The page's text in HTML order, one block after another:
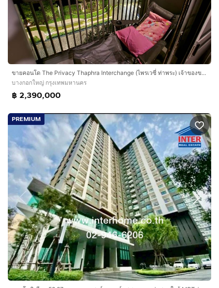
ขายคอนโด The Privacy Thaphra Interchange (ไพรเวซี่ ท่าพระ) เจ้าของขายเอง ราคาถูกมาก 2.39 ล้าน
บางกอกใหญ่ กรุงเทพมหานคร
฿ 2,390,000
PREMIUM